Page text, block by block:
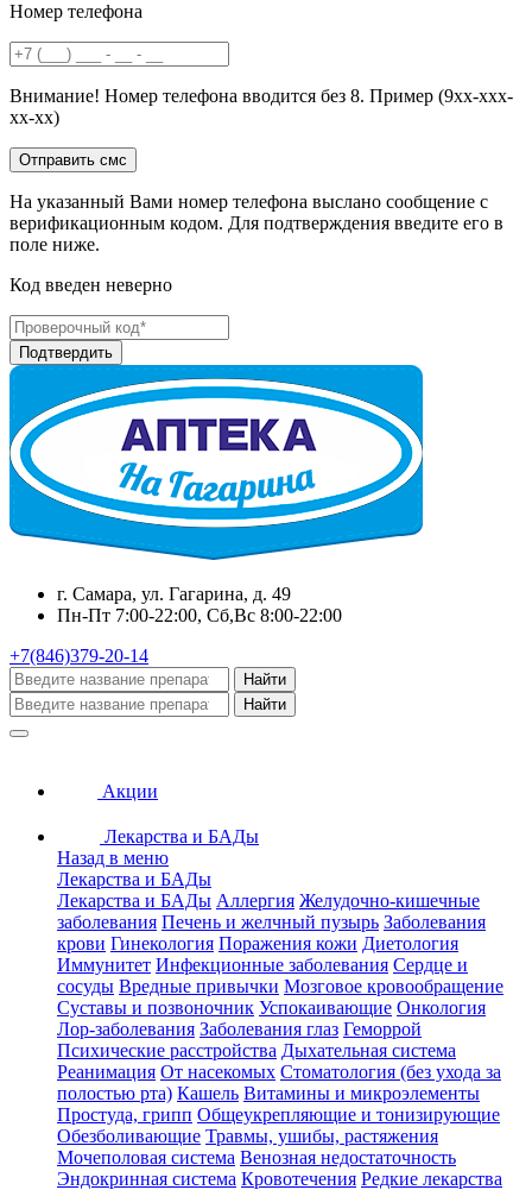
Номер телефона
Внимание! Номер телефона вводится без 8. Пример (9хх-ххх-
хх-хх)
На указанный Вами номер телефона выслано сообщение с
верификационным кодом. Для подтверждения введите его в
поле ниже.
Код введен неверно
г. Самара, ул. Гагарина, д. 49
Пн-Пт 7:00-22:00, Сб,Вс 8:00-22:00
+7(846)379-20-14
Найти
Найти
Акции
Лекарства и БАДы
Назад в меню
Лекарства и БАДы
Лекарства и БАДы Аллергия Желудочно-кишечные
заболевания Печень и желчный пузырь Заболевания
крови Гинекология Поражения кожи Диетология
Иммунитет Инфекционные заболевания Сердце и
сосуды Вредные привычки Мозговое кровообращение
Суставы и позвоночник Успокаивающие Онкология
Лор-заболевания Заболевания глаз Геморрой
Психические расстройства Дыхательная система
Реанимация От насекомых Стоматология (без ухода за
полостью рта) Кашель Витамины и микроэлементы
Простуда, грипп Общеукрепляющие и тонизирующие
Обезболивающие Травмы, ушибы, растяжения
Мочеполовая система Венозная недостаточность
Эндокринная система Кровотечения Редкие лекарства